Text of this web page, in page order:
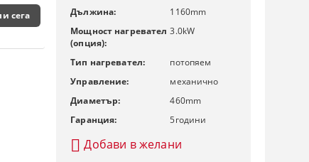
Дължина:
1160mm
Мощност нагревател
(опция):
3.0kW
Тип нагревател:
потопяем
Управление:
механично
Диаметър:
460mm
Гаранция:
5години
Добави в желани